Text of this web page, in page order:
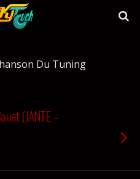
Du Tuning
(JANTE –